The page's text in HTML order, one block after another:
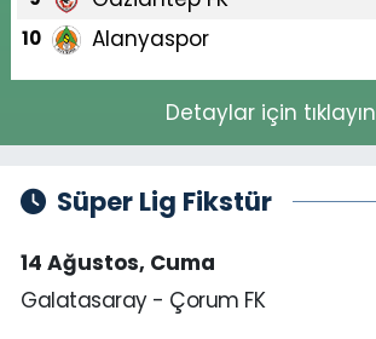
10 Alanyaspor
Detaylar için tıklayın
Süper Lig Fikstür
14 Ağustos, Cuma
Galatasaray - Çorum FK